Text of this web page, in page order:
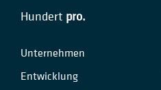
Hundert pro.
Unternehmen
Entwicklung